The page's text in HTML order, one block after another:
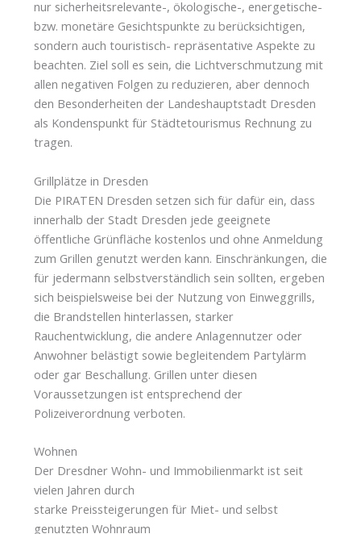
nur sicherheitsrelevante-, ökologische-, energetische-
bzw. monetäre Gesichtspunkte zu berücksichtigen,
sondern auch touristisch- repräsentative Aspekte zu
beachten. Ziel soll es sein, die Lichtverschmutzung mit
allen negativen Folgen zu reduzieren, aber dennoch
den Besonderheiten der Landeshauptstadt Dresden
als Kondenspunkt für Städtetourismus Rechnung zu
tragen.
Grillplätze in Dresden
Die PIRATEN Dresden setzen sich für dafür ein, dass
innerhalb der Stadt Dresden jede geeignete
öffentliche Grünfläche kostenlos und ohne Anmeldung
zum Grillen genutzt werden kann. Einschränkungen, die
für jedermann selbstverständlich sein sollten, ergeben
sich beispielsweise bei der Nutzung von Einweggrills,
die Brandstellen hinterlassen, starker
Rauchentwicklung, die andere Anlagennutzer oder
Anwohner belästigt sowie begleitendem Partylärm
oder gar Beschallung. Grillen unter diesen
Voraussetzungen ist entsprechend der
Polizeiverordnung verboten.
Wohnen
Der Dresdner Wohn- und Immobilienmarkt ist seit
vielen Jahren durch
starke Preissteigerungen für Miet- und selbst
genutzten Wohnraum